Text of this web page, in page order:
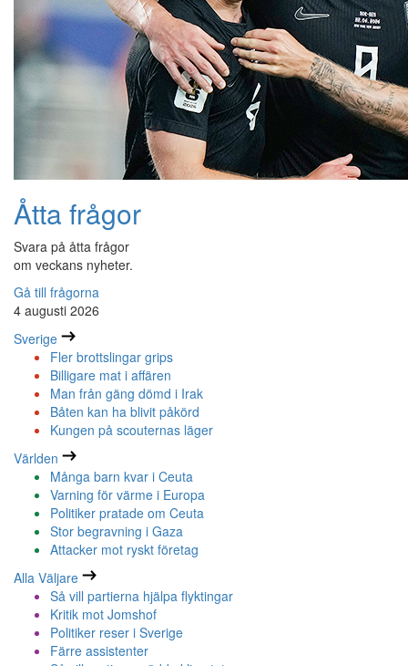
Åtta frågor
Svara på åtta frågor
om veckans nyheter.
Gå till frågorna
4 augusti 2026
Sverige
Fler brottslingar grips
Billigare mat i affären
Man från gäng dömd i Irak
Båten kan ha blivit påkörd
Kungen på scouternas läger
Världen
Många barn kvar i Ceuta
Varning för värme i Europa
Politiker pratade om Ceuta
Stor begravning i Gaza
Attacker mot ryskt företag
Alla Väljare
Så vill partierna hjälpa flyktingar
Kritik mot Jomshof
Politiker reser i Sverige
Färre assistenter